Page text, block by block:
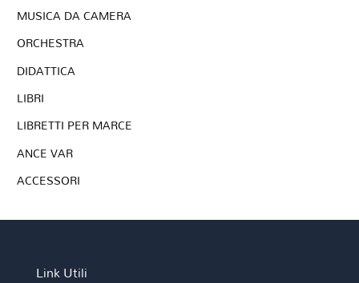
MUSICA DA CAMERA
ORCHESTRA
DIDATTICA
LIBRI
LIBRETTI PER MARCE
ANCE VAR
ACCESSORI
Link Utili